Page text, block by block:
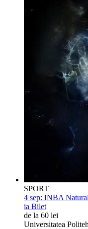
SPORT
4 sep: INBA
ia Bilet
de la 60 lei
Universitatea